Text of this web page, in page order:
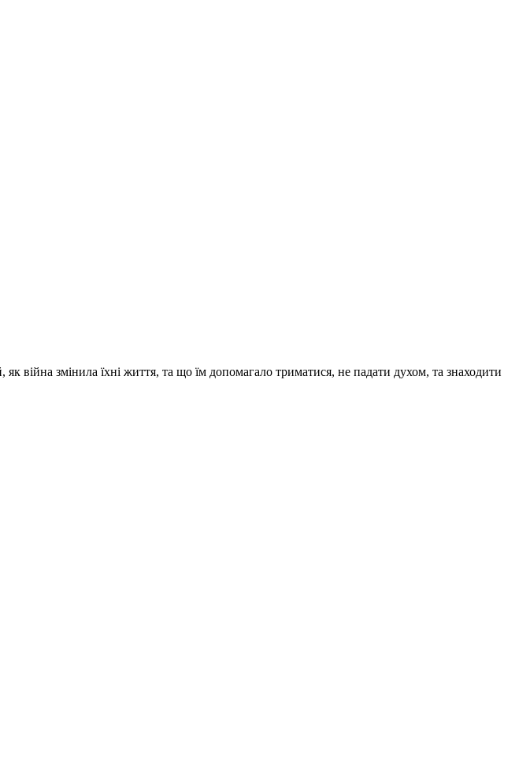
війна змінила їхні життя, та що їм допомагало триматися, не падати духом, та знаходити